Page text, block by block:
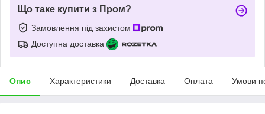
Що таке купити з Пром?
Замовлення під захистом
Доступна доставка
Опис Характеристики Доставка Оплата Умови